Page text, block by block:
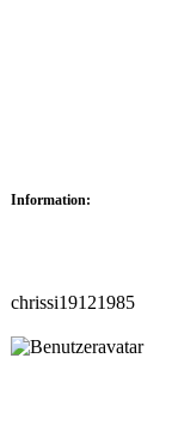
Information:
chrissi19121985